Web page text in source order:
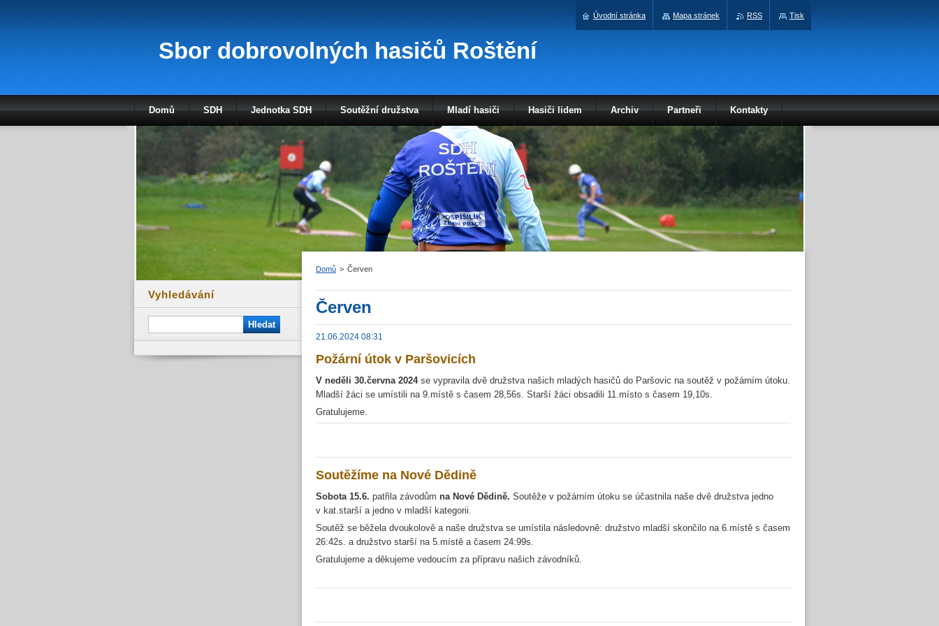
Sbor dobrovolných hasičů Roštění
Domů > Červen
Červen
21.06.2024 08:31
Požární útok v Paršovicích
V neděli 30.června 2024se vypravila dvě družstva našich mladých hasičů do Paršovic na soutěž v požárním útoku.
Mladší žáci se umístili na 9.místě s časem 28,56s. Starší žáci obsadili 11.místo s časem 19,10s.
Gratulujeme.
Soutěžíme na Nové Dědině
Sobota 15.6. patřila závodům na Nové Dědině. Soutěže v požárním útoku se účastnila naše dvě družstva jedno
v kat.starší a jedno v mladší kategorii.
Soutěž se běžela dvoukolově a naše družstva se umístila následovně: družstvo mladší skončilo na 6.místě s časem
26:42s. a družstvo starší na 5.místě a časem 24:99s.
Gratulujeme a děkujeme vedoucím za přípravu našich závodníků.
Vyhledávání
Domů SDH Jednotka SDH Soutěžní družstva Mladí hasiči Hasiči lidem Archiv Partneři Kontakty
Úvodní stránka Mapa stránek RSS Tisk